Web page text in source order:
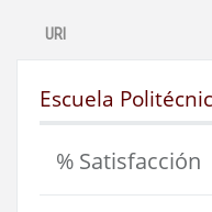
URI
Escuela
% Satisfacción